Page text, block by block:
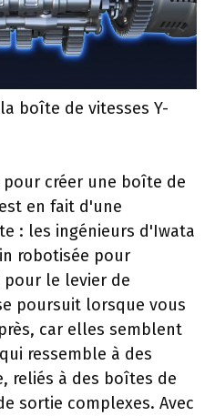
boîte de vitesses Y-
créer une boîte de
en fait d'une
: les ingénieurs d'Iwata
robotisée pour
pour le levier de
poursuit lorsque vous
car elles semblent
ressemble à des
reliés à des boîtes de
sortie complexes. Avec